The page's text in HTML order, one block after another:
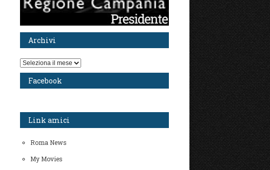
Archivi
Archivi
Facebook
Link amici
Roma News
My Movies